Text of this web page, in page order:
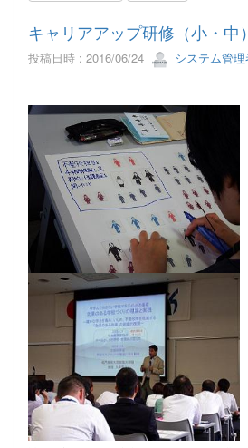
キャリアアップ研修（小・中
投稿日時 : 2016/06/24 システム管